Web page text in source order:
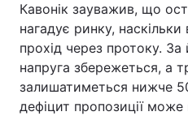
Кавонік зауважив, що
нагадує ринку,
прохід через протоку.
напруга збережеться, а
залишатиметься нижче
дефіцит пропозиції може